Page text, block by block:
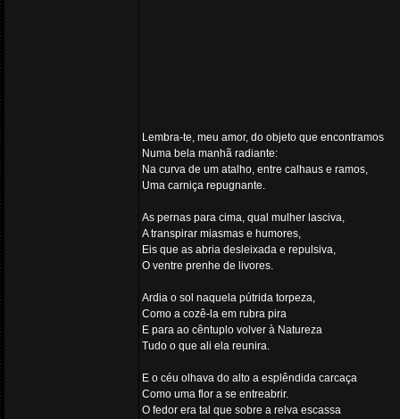
Lembra-te, meu amor, do objeto que encontramos
Numa bela manhã radiante:
Na curva de um atalho, entre calhaus e ramos,
Uma carniça repugnante.
As pernas para cima, qual mulher lasciva,
A transpirar miasmas e humores,
Eis que as abria desleixada e repulsiva,
O ventre prenhe de livores.
Ardia o sol naquela pútrida torpeza,
Como a cozê-la em rubra pira
E para ao cêntuplo volver à Natureza
Tudo o que ali ela reunira.
E o céu olhava do alto a esplêndida carcaça
Como uma flor a se entreabrir.
O fedor era tal que sobre a relva escassa